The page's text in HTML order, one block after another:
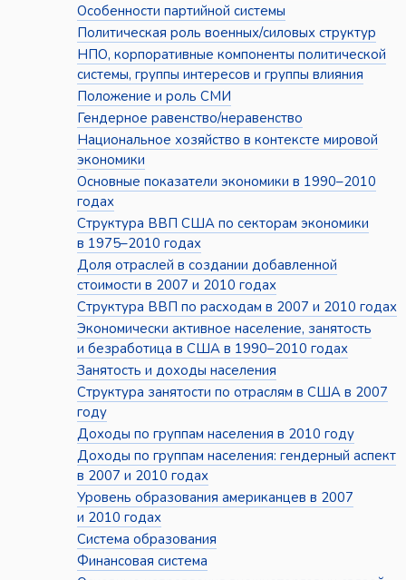
Особенности партийной системы
Политическая роль военных/силовых структур
НПО, корпоративные компоненты политической
системы, группы интересов и группы влияния
Положение и роль СМИ
Гендерное равенство/неравенство
Национальное хозяйство в контексте мировой
экономики
Основные показатели экономики в 1990–2010
годах
Структура ВВП США по секторам экономики
в 1975–2010 годах
Доля отраслей в создании добавленной
стоимости в 2007 и 2010 годах
Структура ВВП по расходам в 2007 и 2010 годах
Экономически активное население, занятость
и безработица в США в 1990–2010 годах
Занятость и доходы населения
Структура занятости по отраслям в США в 2007
году
Доходы по группам населения в 2010 году
Доходы по группам населения: гендерный аспект
в 2007 и 2010 годах
Уровень образования американцев в 2007
и 2010 годах
Система образования
Финансовая система